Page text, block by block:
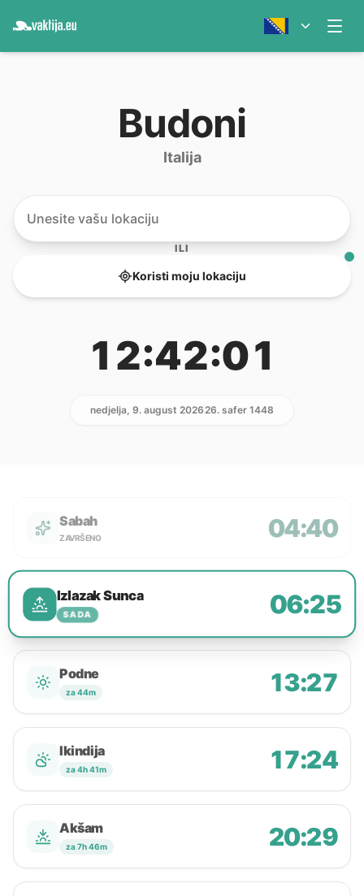
Budoni
Italija
ILI
Koristi moju lokaciju
12:42:01
nedjelja, 9. august 202626. safer 1448
Sabah
ZAVRŠENO 04:40
Izlazak Sunca
SADA 06:25
Podne
za 44m 13:27
Ikindija
za 4h 41m 17:24
Akšam
za 7h 46m 20:29